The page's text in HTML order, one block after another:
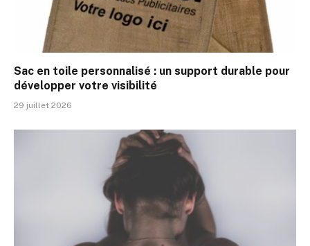
Sac en toile personnalisé : un support durable pour
développer votre visibilité
29 juillet 2026